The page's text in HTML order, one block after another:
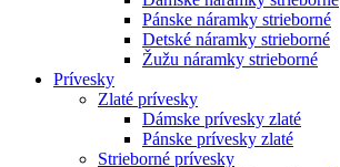
Pánske náramky strieborné
Detské náramky strieborné
Žužu náramky strieborné
Prívesky
Zlaté prívesky
Dámske prívesky zlaté
Pánske prívesky zlaté
Strieborné prívesky